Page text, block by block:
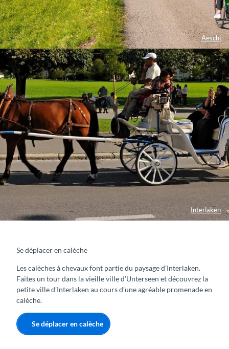
Aeschi
Interlaken
Se déplacer en calèche
Les calèches à chevaux font partie du paysage d’Interlaken.
Faites un tour dans la vieille ville d’Unterseen et découvrez la
petite ville d’Interlaken au cours d’une agréable promenade en
calèche.
Se déplacer en calèche